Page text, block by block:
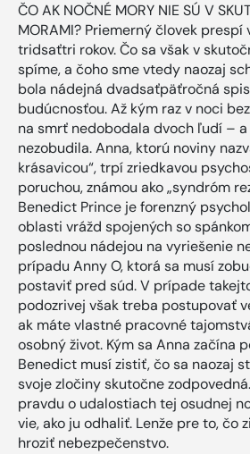
ČO AK NOČNÉ MORY NIE SÚ V
MORAMI? Priemerný človek
tridsaťtri rokov. Čo sa však v
spíme, a čoho sme vtedy naozaj
bola nádejná dvadsaťpäťročná
budúcnosťou. Až kým raz v noci
na smrť nedobodala dvoch ľudí –
nezobudila. Anna, ktorú noviny
krásavicou“, trpí zriedkavou
poruchou, známou ako „syndróm
Benedict Prince je forenzný
oblasti vrážd spojených so
poslednou nádejou na vyriešenie
prípadu Anny O, ktorá sa musí
postaviť pred súd. V prípade
podozrivej však treba postupovať
ak máte vlastné pracovné
osobný život. Kým sa Anna začína
Benedict musí zistiť, čo sa naozaj
svoje zločiny skutočne
pravdu o udalostiach tej osudnej
vie, ako ju odhaliť. Lenže pre to, čo
hroziť nebezpečenstvo.